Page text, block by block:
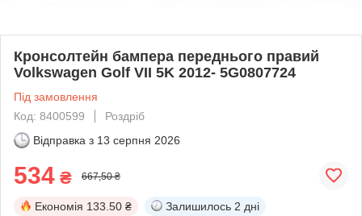
Кронсолтейн бампера переднього правий
Volkswagen Golf VII 5K 2012- 5G0807724
Під замовлення
Код: 8400599
Роздріб
Відправка з 13 серпня 2026
534 ₴ 667,50 ₴
Економія 133.50 ₴ Залишилось 2 дні